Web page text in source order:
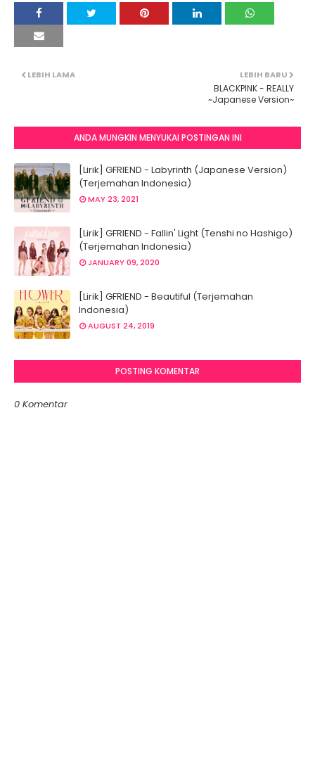
LEBIH BARU
BLACKPINK - REALLY
~Japanese Version~
LEBIH LAMA
ANDA MUNGKIN MENYUKAI POSTINGAN INI
[Lirik] GFRIEND - Labyrinth (Japanese Version)
(Terjemahan Indonesia)
MAY 23, 2021
[Lirik] GFRIEND - Fallin' Light (Tenshi no Hashigo)
(Terjemahan Indonesia)
JANUARY 09, 2020
[Lirik] GFRIEND - Beautiful (Terjemahan
Indonesia)
AUGUST 24, 2019
POSTING KOMENTAR
0 Komentar